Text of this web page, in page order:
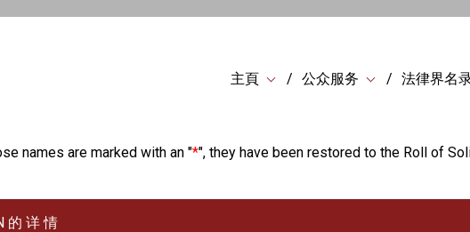
主頁 公众服务 法律界名
names are marked with an "*", they have been restored to the Roll of
的 详 情